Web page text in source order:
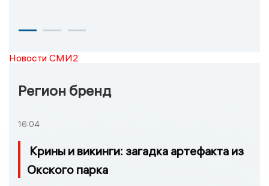
Новости СМИ2
Регион бренд
16:04
Крины и викинги: загадка артефакта из
Окского парка